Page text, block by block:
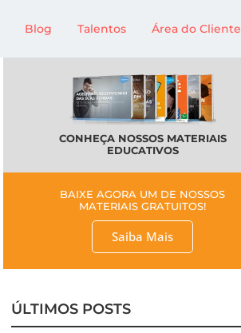
Blog Talentos Área do Cliente
CONHEÇA NOSSOS MATERIAIS
EDUCATIVOS
BAIXE AGORA UM DE NOSSOS
MATERIAIS GRATUITOS!
Saiba Mais
ÚLTIMOS POSTS